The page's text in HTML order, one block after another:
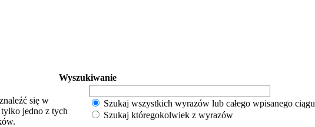
Wyszukiwanie
się w
jedno z tych
Szukaj wszystkich wyrazów lub całego wpisanego ciągu
Szukaj któregokolwiek z wyrazów